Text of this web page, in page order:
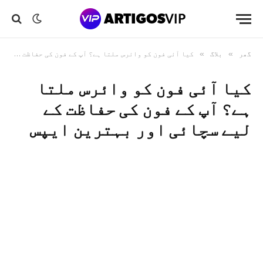
گھر » بلاگ » کیا آئی فون کو وائرس ملتا ہے؟ آپ کے فون کی حفاظت کے لیے سچائی اور بہترین ایپس
کیا آئی فون کو وائرس ملتا
ہے؟ آپ کے فون کی حفاظت کے
لیے سچائی اور بہترین ایپس